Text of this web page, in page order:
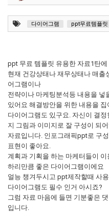
다이어그램 ppt무료템플릿
ppt 무료 템플릿 유용한 자료1탄
현재 건강상태나 재무상태나 매출
어그램이나
전략이나 마케팅분석등 내용을
있어요 해결방안을 위한 내용을 집
다이어그램도 있구요. 자신이 결
지 그림과 이미지로 잘 구성이 되
자료입니다. 인포그래픽ppt로 구
표현이 좋아요.
계획과 기획을 하는 마케터들이
하리만큼 좋은 다이어그램이에요
얼능 챙겨두시고 ppt제작할때 사
다이어그램도 필수 인거 아시죠?
그럼 자료 마음에 들면 기분좋은
입니다.